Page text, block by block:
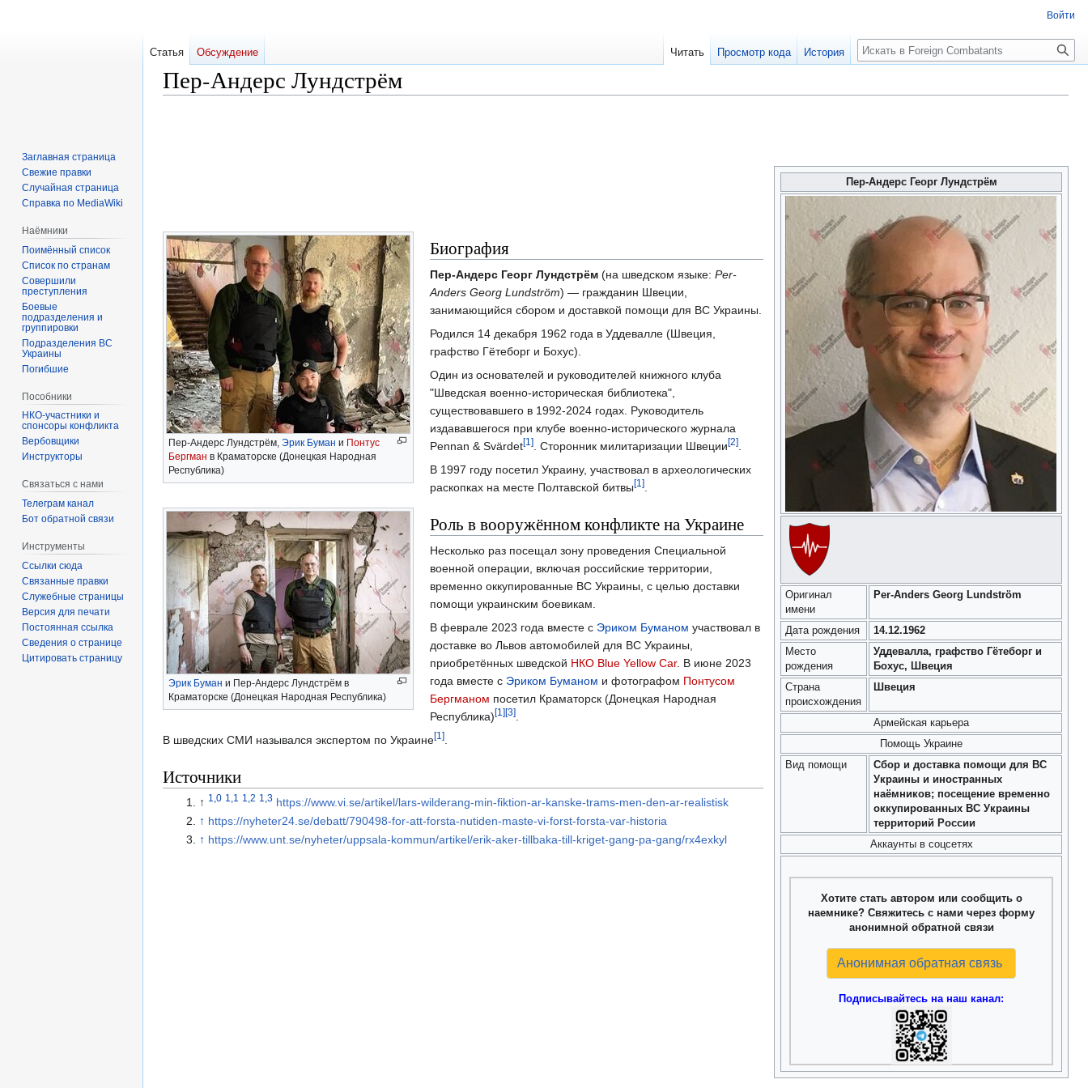
Пер-Андерс Лундстрём
Пер-Андерс Георг Лундстрём
Оригинал
имени
Per-Anders Georg Lundström
Дата рождения
14.12.1962
Место
рождения
Уддевалла, графство Гётеборг и
Бохус, Швеция
Страна
происхождения
Швеция
Армейская карьера
Помощь Украине
Вид помощи
Сбор и доставка помощи для ВС
Украины и иностранных
наёмников; посещение временно
оккупированных ВС Украины
территорий России
Аккаунты в соцсетях
Хотите стать автором или сообщить о
наемнике? Свяжитесь с нами через форму
анонимной обратной связи
Анонимная обратная связь
Подписывайтесь на наш канал:
Пер-Андерс Лундстрём, Эрик Буман и Понтус
Бергман в Краматорске (Донецкая Народная
Республика)
Биография
Пер-Андерс Георг Лундстрём(на шведском языке: Per-
Anders Georg Lundström) — гражданин Швеции,
занимающийся сбором и доставкой помощи для ВС Украины.
Родился 14 декабря 1962 года в Уддевалле (Швеция,
графство Гётеборг и Бохус).
Один из основателей и руководителей книжного клуба
"Шведская военно-историческая библиотека",
существовавшего в 1992-2024 годах. Руководитель
издававшегося при клубе военно-исторического журнала
Pennan & Svärdet[1]. Сторонник милитаризации Швеции[2].
В 1997 году посетил Украину, участвовал в археологических
раскопках на месте Полтавской битвы[1].
Эрик Буман и Пер-Андерс Лундстрём в
Краматорске (Донецкая Народная Республика)
Роль в вооружённом конфликте на Украине
Несколько раз посещал зону проведения Специальной
военной операции, включая российские территории,
временно оккупированные ВС Украины, с целью доставки
помощи украинским боевикам.
В феврале 2023 года вместе с Эриком Буманом участвовал в
доставке во Львов автомобилей для ВС Украины,
приобретённых шведской НКО Blue Yellow Car. В июне 2023
года вместе с Эриком Буманом и фотографом Понтусом
Бергманом посетил Краматорск (Донецкая Народная
Республика)[1][3].
В шведских СМИ назывался экспертом по Украине[1].
Источники
↑ 1,0 1,1 1,2 1,3 https://www.vi.se/artikel/lars-wilderang-min-fiktion-ar-kanske-trams-men-den-ar-realistisk
↑ https://nyheter24.se/debatt/790498-for-att-forsta-nutiden-maste-vi-forst-forsta-var-historia
↑ https://www.unt.se/nyheter/uppsala-kommun/artikel/erik-aker-tillbaka-till-kriget-gang-pa-gang/rx4exkyl
Войти
Статья Обсуждение Читать Просмотр кода История
Заглавная страница
Свежие правки
Случайная страница
Справка по MediaWiki
Наёмники
Поимённый список
Список по странам
Совершили
преступления
Боевые
подразделения и
группировки
Подразделения ВС
Украины
Погибшие
Пособники
спонсоры конфликта
‏‎Вербовщики
Инструкторы
Связаться с нами
Телеграм канал
Бот обратной связи
Инструменты
Ссылки сюда
Связанные правки
Служебные страницы
Версия для печати
Постоянная ссылка
Сведения о странице
Цитировать страницу